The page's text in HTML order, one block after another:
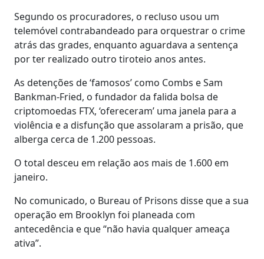
Segundo os procuradores, o recluso usou um
telemóvel contrabandeado para orquestrar o crime
atrás das grades, enquanto aguardava a sentença
por ter realizado outro tiroteio anos antes.
As detenções de ‘famosos’ como Combs e Sam
Bankman-Fried, o fundador da falida bolsa de
criptomoedas FTX, ‘ofereceram’ uma janela para a
violência e a disfunção que assolaram a prisão, que
alberga cerca de 1.200 pessoas.
O total desceu em relação aos mais de 1.600 em
janeiro.
No comunicado, o Bureau of Prisons disse que a sua
operação em Brooklyn foi planeada com
antecedência e que “não havia qualquer ameaça
ativa”.